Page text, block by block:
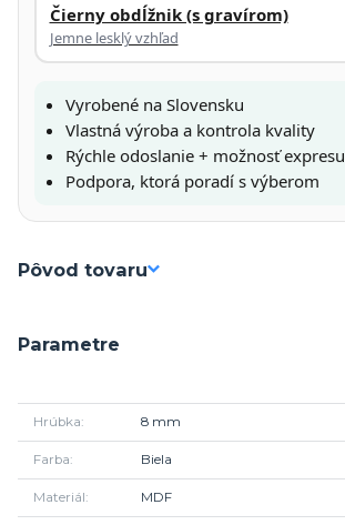
Čierny obdĺžnik (s gravírom)
Jemne lesklý vzhľad
Vyrobené na Slovensku
Vlastná výroba a kontrola kvality
Rýchle odoslanie + možnosť expresu
Podpora, ktorá poradí s výberom
Pôvod tovaru
Parametre
Hrúbka 8 mm
Farba Biela
Materiál MDF